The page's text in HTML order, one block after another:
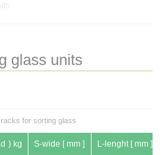
glass units
for sorting glass
) kg S-wide [ mm ] L-lenght [ mm ]